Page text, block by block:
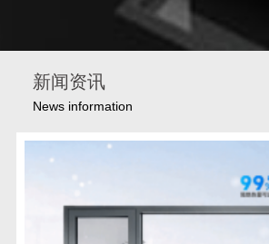
新闻资讯
News information